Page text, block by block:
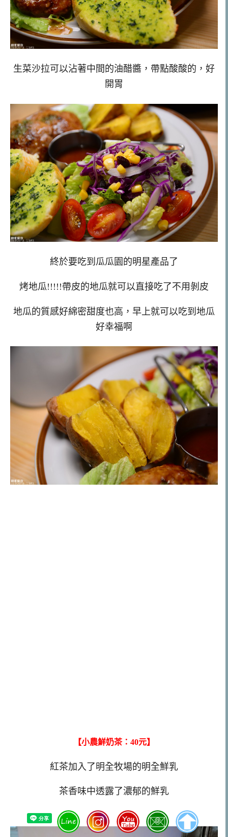
生菜沙拉可以沾著中間的油醋醬，帶點酸酸的，好
開胃
終於要吃到瓜瓜園的明星產品了
烤地瓜!!!!!帶皮的地瓜就可以直接吃了不用剝皮
地瓜的質感好綿密甜度也高，早上就可以吃到地瓜
好幸福啊
【小農鮮奶茶：40元】
紅茶加入了明全牧場的明全鮮乳
茶香味中透露了濃郁的鮮乳